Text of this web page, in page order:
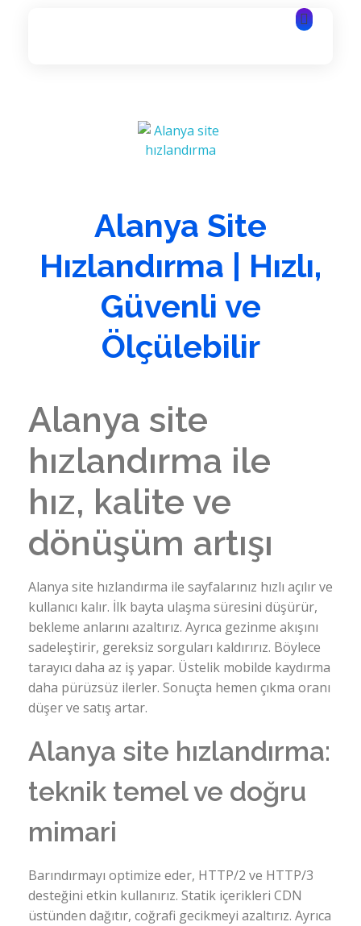
Alanya Site
Hızlandırma | Hızlı,
Güvenli ve
Ölçülebilir
Alanya site
hızlandırma ile
hız, kalite ve
dönüşüm artışı
Alanya site hızlandırma ile sayfalarınız hızlı açılır ve
kullanıcı kalır. İlk bayta ulaşma süresini düşürür,
bekleme anlarını azaltırız. Ayrıca gezinme akışını
sadeleştirir, gereksiz sorguları kaldırırız. Böylece
tarayıcı daha az iş yapar. Üstelik mobilde kaydırma
daha pürüzsüz ilerler. Sonuçta hemen çıkma oranı
düşer ve satış artar.
Alanya site hızlandırma:
teknik temel ve doğru
mimari
Barındırmayı optimize eder, HTTP/2 ve HTTP/3
desteğini etkin kullanırız. Statik içerikleri CDN
üstünden dağıtır, coğrafi gecikmeyi azaltırız. Ayrıca